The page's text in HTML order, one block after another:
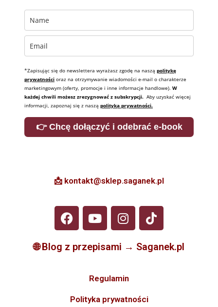
*Zapisując się do newslettera wyrażasz zgodę na naszą politykę
prywatności oraz na otrzymywanie wiadomości e-mail o charakterze
marketingowym (oferty, promocje i inne informacje handlowe). W
każdej chwili możesz zrezygnować z subskrypcji. Aby uzyskać więcej
informacji, zapoznaj się z naszą polityką prywatności.
👉 Chcę dołączyć i odebrać e-book
📩 kontakt@sklep.saganek.pl
🌐Blog z przepisami → Saganek.pl
Regulamin
Polityka prywatności